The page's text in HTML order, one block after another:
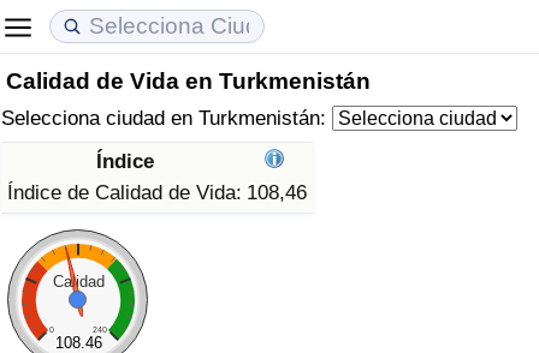
Calidad de Vida en Turkmenistán
Selecciona ciudad en Turkmenistán:
Índice
Índice de Calidad de Vida: 108,46
Calidad
0 240
108.46
Coste de vida
Índice de Costo de Vida (Actual)
Índice de Costo de Vida
Índice de costo de vida por país
en aqaba
Precios de las propiedades
Índice de Precios de Inmuebles (Actual)
Índice de Precios de Inmuebles
Índice de Precios de Inmuebles por País
Calidad de Vida
Índice de Calidad de Vida
Índice de Calidad de Vida (Actual)
Índice de calidad de vida por país
Delincuencia